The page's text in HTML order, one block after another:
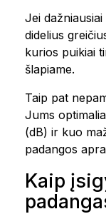
Jei
didelius
kurios puikiai
šlapiame.
Taip pat
Jums
(dB) ir kuo
padangos
Kaip